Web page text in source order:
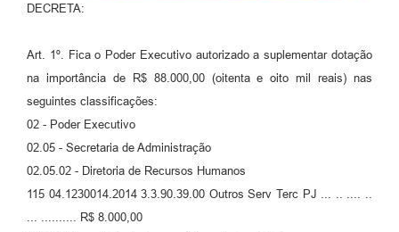
DECRETA:
Art. 1º. Fica o Poder Executivo autorizado a suplementar dotação
na importância de R$ 88.000,00 (oitenta e oito mil reais) nas
seguintes classificações:
02 - Poder Executivo
02.05 - Secretaria de Administração
02.05.02 - Diretoria de Recursos Humanos
115 04.1230014.2014 3.3.90.39.00 Outros Serv Terc PJ ... .. .... ..
... .......... R$ 8.000,00